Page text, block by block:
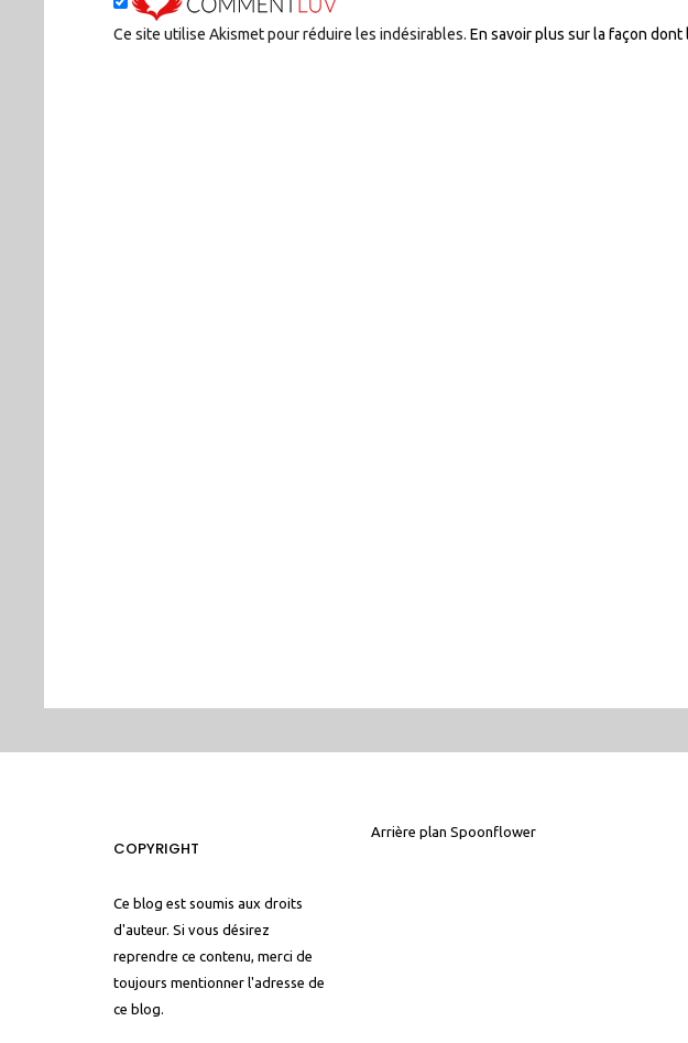
Ce site utilise Akismet pour réduire les indésirables.En savoir plus sur la façon
COPYRIGHT
Ce blog est soumis aux droits
d'auteur. Si vous désirez
reprendre ce contenu, merci de
toujours mentionner l'adresse de
ce blog.
Arrière plan Spoonflower